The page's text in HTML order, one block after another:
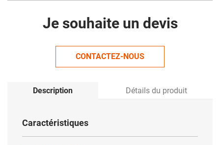
Je souhaite un devis
CONTACTEZ-NOUS
Description Détails du produit
Caractéristiques